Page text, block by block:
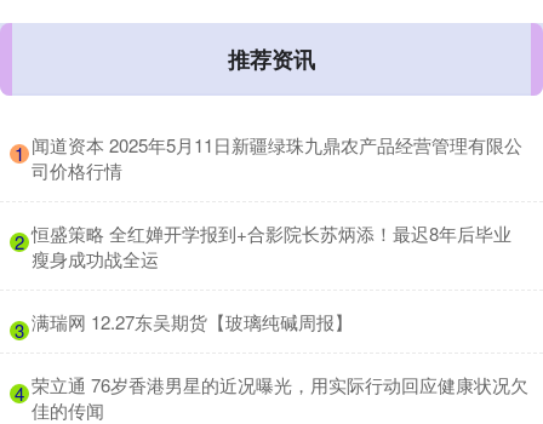
推荐资讯
1 ​闻道资本 2025年5月11日新疆绿珠九鼎农产品经营管理有限公
司价格行情
2 ​恒盛策略 全红婵开学报到+合影院长苏炳添！最迟8年后毕业
瘦身成功战全运
3 ​满瑞网 12.27东吴期货【玻璃纯碱周报】
4 ​荣立通 76岁香港男星的近况曝光，用实际行动回应健康状况欠
佳的传闻